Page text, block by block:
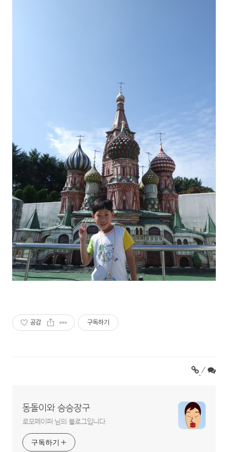
공감 구독하기
/
동돌이와 승승장구
로모페이퍼 님의 블로그입니다.
구독하기